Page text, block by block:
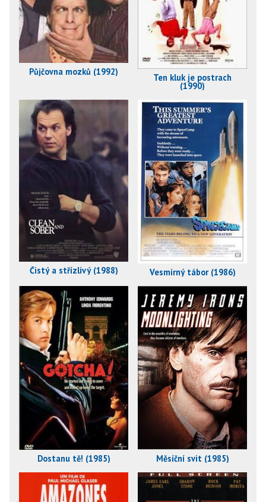
Půjčovna mozků (1992)
Ten kluk je postrach
(1990)
Čistý a střízlivý (1988) Vesmírný tábor (1986)
Dostanu tě! (1985) Měsíční svit (1985)